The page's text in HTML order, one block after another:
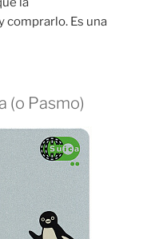
comprarlo. Es una
(o Pasmo)